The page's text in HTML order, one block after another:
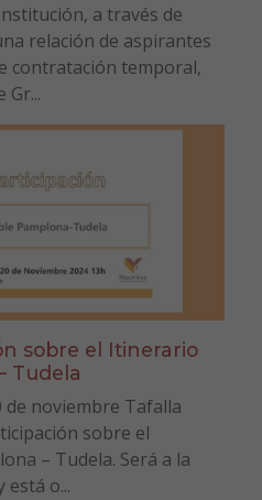
a través de
relación de aspirantes
contratación temporal,
Gr...
sobre el Itinerario
Tudela
de noviembre Tafalla
sobre el
– Tudela. Será a la
está o...